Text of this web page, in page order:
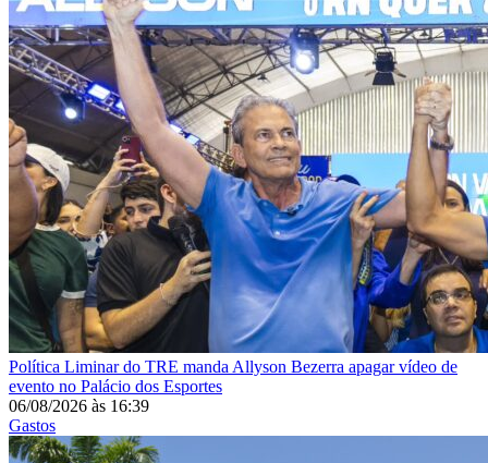
Política Liminar do TRE manda Allyson Bezerra apagar vídeo de
evento no Palácio dos Esportes
06/08/2026 às 16:39
Gastos